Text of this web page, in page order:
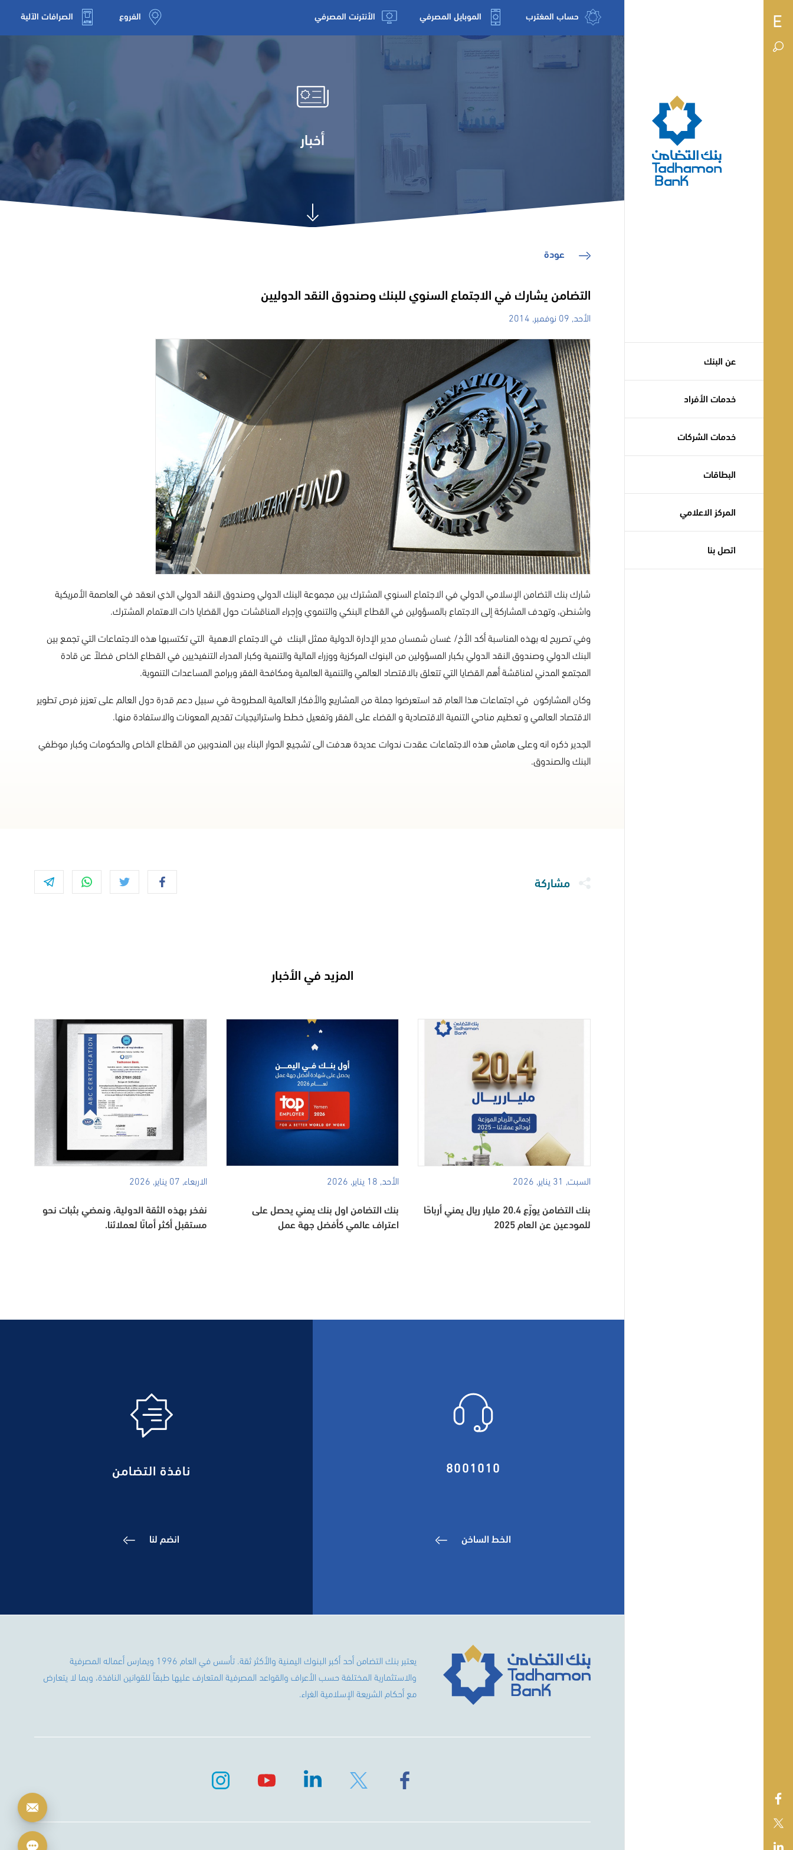
عن البنك
خدمات الأفراد
خدمات الشركات
البطاقات
المركز الاعلامي
اتصل بنا
حساب المغترب الموبايل المصرفي الأنترنت المصرفي الفروع الصرافات الآلية
أخبار
عودة
التضامن يشارك في الاجتماع السنوي للبنك وصندوق النقد الدوليين
الأحد, 09 نوفمبر, 2014
شارك بنك التضامن الإسلامي الدولي في الاجتماع السنوي المشترك بين مجموعة البنك الدولي وصندوق النقد الدولي الذي انعقد في العاصمة الأمريكية
واشنطن، وتهدف المشاركة إلى الاجتماع بالمسؤولين في القطاع البنكي والتنموي وإجراء المناقشات حول القضايا ذات الاهتمام المشترك.
وفي تصريح له بهذه المناسبة أكد الأخ/ غسان شمسان مدير الإدارة الدولية ممثل البنك في الاجتماع الاهمية التي تكتسبها هذه الاجتماعات التي تجمع بين
البنك الدولي وصندوق النقد الدولي بكبار المسؤولين من البنوك المركزية ووزراء المالية والتنمية وكبار المدراء التنفيذيين في القطاع الخاص فضلاً عن قادة
المجتمع المدني لمناقشة أهم القضايا التي تتعلق بالاقتصاد العالمي والتنمية العالمية ومكافحة الفقر وبرامج المساعدات التنموية.
وكان المشاركون في اجتماعات هذا العام قد استعرضوا جملة من المشاريع والأفكار العالمية المطروحة في سبيل دعم قدرة دول العالم على تعزيز فرص تطوير
الاقتصاد العالمي و تعظيم مناحي التنمية الاقتصادية و القضاء على الفقر وتفعيل خطط واستراتيجيات تقديم المعونات والاستفادة منها.
الجدير ذكره انه وعلى هامش هذه الاجتماعات عقدت ندوات عديدة هدفت الى تشجيع الحوار البناء بين المندوبين من القطاع الخاص والحكومات وكبار موظفي
البنك والصندوق.
مشاركة
المزيد في الأخبار
السبت, 31 يناير, 2026
بنك التضامن يوزّع 20.4 مليار ريال يمني أرباحًا
للمودعين عن العام 2025
الأحد, 18 يناير, 2026
بنك التضامن اول بنك يمني يحصل على
اعتراف عالمي كأفضل جهة عمل
الاربعاء, 07 يناير, 2026
نفخر بهذه الثقة الدولية، ونمضي بثبات نحو
مستقبل أكثر أمانًا لعملائنا.
8001010
الخط الساخن
نافذة التضامن
انضم لنا
يعتبر بنك التضامن أحد أكبر البنوك اليمنية والأكثر ثقة. تأسس في العام 1996 ويمارس أعماله المصرفية
والاستثمارية المختلفة حسب الأعراف والقواعد المصرفية المتعارف عليها طبقاً للقوانين النافذة، وبما لا يتعارض
مع أحكام الشريعة الإسلامية الغراء.